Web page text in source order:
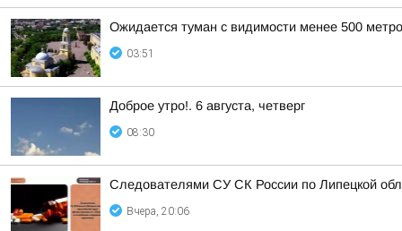
Ожидается туман с видимости менее 500
03:51
Доброе утро!. 6 августа, четверг
08:30
Следователями СУ СК России по Липецкой
Вчера, 20:06